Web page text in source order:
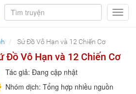
Sứ Đồ Vô Hạn và 12 Chiến Cơ
Đồ Vô Hạn và 12 Chiến Cơ
Tác giả: Đang cập nhật
Nhóm dịch: Tổng hợp nhiều nguồn